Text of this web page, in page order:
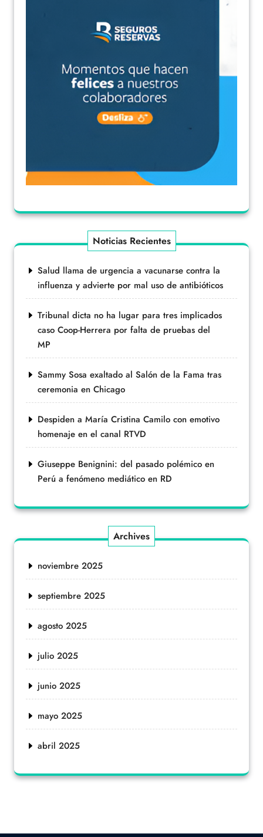
Noticias Recientes
Salud llama de urgencia a vacunarse contra la
influenza y advierte por mal uso de antibióticos
Tribunal dicta no ha lugar para tres implicados
caso Coop-Herrera por falta de pruebas del
MP
Sammy Sosa exaltado al Salón de la Fama tras
ceremonia en Chicago
Despiden a María Cristina Camilo con emotivo
homenaje en el canal RTVD
Giuseppe Benignini: del pasado polémico en
Perú a fenómeno mediático en RD
Archives
noviembre 2025
septiembre 2025
agosto 2025
julio 2025
junio 2025
mayo 2025
abril 2025